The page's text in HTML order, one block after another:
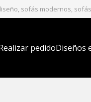
sofás modernos,
pedidoDiseños